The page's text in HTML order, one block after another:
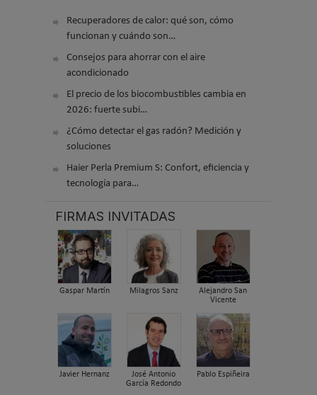
Recuperadores de calor: qué son, cómo
funcionan y cuándo son…
Consejos para ahorrar con el aire
acondicionado
El precio de los biocombustibles cambia en
2026: fuerte subi…
¿Cómo detectar el gas radón? Medición y
soluciones
Haier Perla Premium S: Confort, eficiencia y
tecnología para…
FIRMAS INVITADAS
Gaspar Martín Milagros Sanz
Alejandro San
Vicente
Javier Hernanz
José Antonio
García Redondo
Pablo Espiñeira